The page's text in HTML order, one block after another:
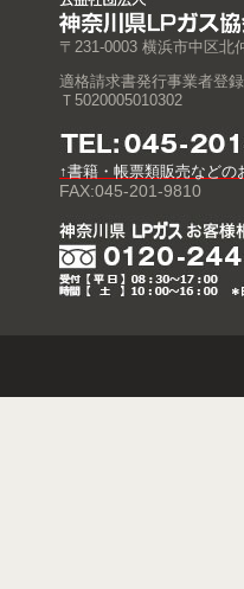
〒231-0003 横浜市中区北
適格請求書発行事業者登
Ｔ5020005010302
↑書籍・帳票類販売などの
FAX:045-201-9810